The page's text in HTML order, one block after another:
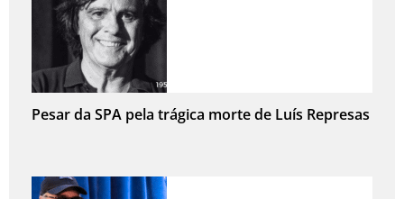
Pesar da SPA pela trágica morte de Luís Represas